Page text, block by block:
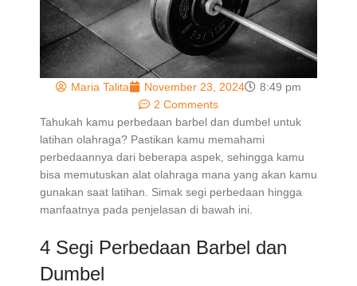
Maria Talita November 23, 2024
8:49 pm
2 Comments
Tahukah kamu perbedaan barbel dan dumbel untuk
latihan olahraga? Pastikan kamu memahami
perbedaannya dari beberapa aspek, sehingga kamu
bisa memutuskan alat olahraga mana yang akan kamu
gunakan saat latihan. Simak segi perbedaan hingga
manfaatnya pada penjelasan di bawah ini.
4 Segi Perbedaan Barbel dan
Dumbel